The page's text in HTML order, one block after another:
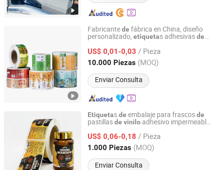
Fabricantede fábrica en China, diseño
personalizado, etiquetas adhesivasde
UV, papel vinílico impermeable, PVC,
pegatinas troqueladas personalizadas
US$ 0,01-0,03 / Pieza
10.000 Piezas (MOQ)
Enviar Consulta
Hefei Paperway Enterprise Co., Ltd.
Anhui, China Desde 2024
Etiquetasde embalaje para frascosde
pastillasde vinilo adhesivo impermeable
US$ 0,06-0,18 / Pieza
1.000 Piezas (MOQ)
Enviar Consulta
Shenzhen Huaxinmei Printing Co., Ltd.
Guangdong, China Desde 2024